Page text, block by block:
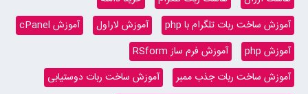
آموزش ساخت ربات تلگرام با php
آموزش لاراول
آموزش cPanel
آموزش php
آموزش فرم ساز RSform
آموزش ساخت ربات جذب ممبر
آموزش ساخت ربات دوستیابی